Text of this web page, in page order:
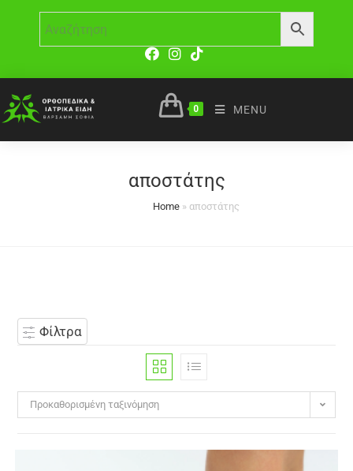
0 MENU
αποστάτης
Home » αποστάτης
Φίλτρα
Προκαθορισμένη ταξινόμηση